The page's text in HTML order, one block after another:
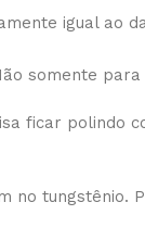
igual ao
somente
ficar polindo
no